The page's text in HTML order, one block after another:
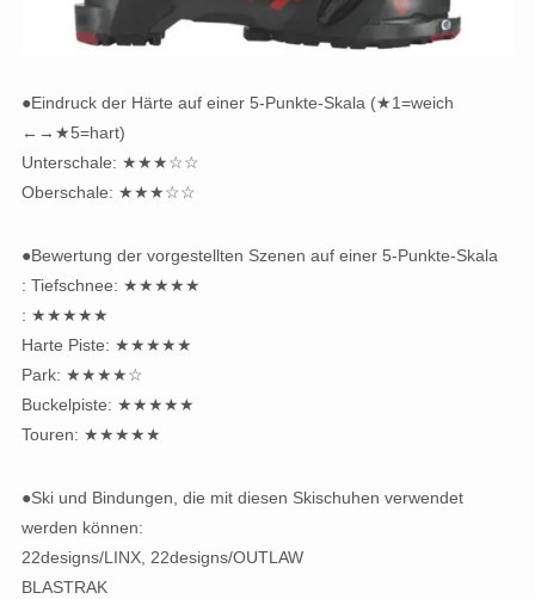
●Eindruck der Härte auf einer 5-Punkte-Skala (★1=weich
←→★5=hart)
Unterschale: ★★★☆☆
Oberschale: ★★★☆☆
●Bewertung der vorgestellten Szenen auf einer 5-Punkte-Skala
: Tiefschnee: ★★★★★
: ★★★★★
Harte Piste: ★★★★★
Park: ★★★★☆
Buckelpiste: ★★★★★
Touren: ★★★★★
●Ski und Bindungen, die mit diesen Skischuhen verwendet
werden können:
22designs/LINX, 22designs/OUTLAW
BLASTRAK